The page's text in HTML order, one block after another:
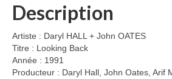
Description
Artiste : Daryl HALL + John OATES
Titre : Looking Back
Année : 1991
Producteur : Daryl Hall, John Oates, Arif